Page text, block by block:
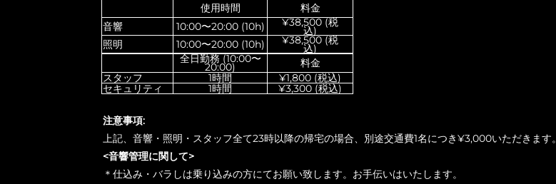
使用時間
料金
音響
10:00〜20:00 (10h) ¥38,500 (税
込)
照明
10:00〜20:00 (10h) ¥38,500 (税
込)
全日勤務 (10:00〜
20:00)
料金
スタッフ
1時間
¥1,800 (税込)
セキュリティ
1時間 ¥3,300 (税込)
注意事項:
上記、音響・照明・スタッフ全て23時以降の帰宅の場合、別途交通費1名につき¥3,000いただきます。
<音響管理に関して>
＊仕込み・バラしは乗り込みの方にてお願い致します。お手伝いはいたします。